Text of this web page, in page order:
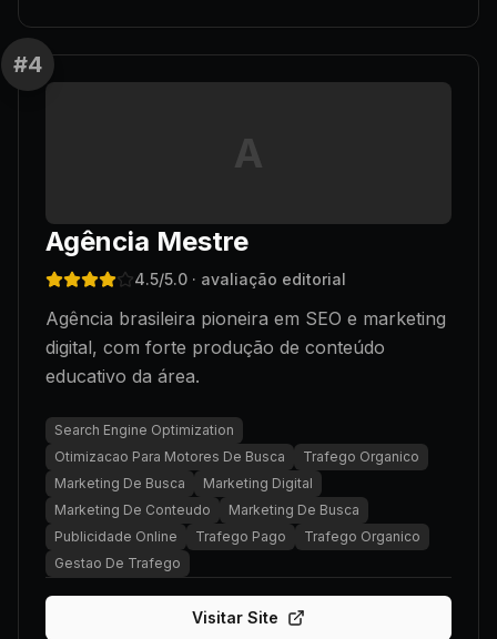
#4
A
Agência Mestre
4.5/5.0 · avaliação editorial
Agência brasileira pioneira em SEO e marketing
digital, com forte produção de conteúdo
educativo da área.
Search Engine Optimization
Otimizacao Para Motores De Busca
Trafego Organico
Marketing De Busca
Marketing Digital
Marketing De Conteudo
Marketing De Busca
Publicidade Online
Trafego Pago
Trafego Organico
Gestao De Trafego
Visitar Site